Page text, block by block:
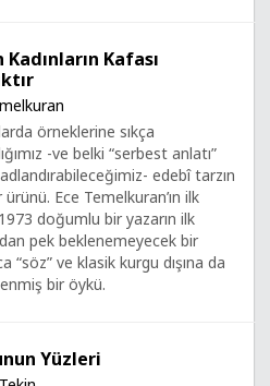
Kadınların Kafası
örneklerine sıkça
-ve belki “serbest anlatı”
edebî tarzın
Ece Temelkuran’ın ilk
doğumlu bir yazarın ilk
pek beklenemeyecek bir
ve klasik kurgu dışına da
bir öykü.
Yüzleri